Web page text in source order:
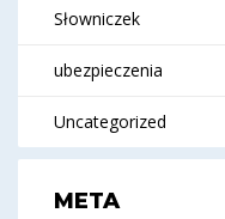
Słowniczek
ubezpieczenia
Uncategorized
META